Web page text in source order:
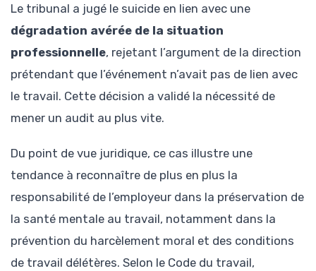
Le tribunal a jugé le suicide en lien avec une
dégradation avérée de la situation
professionnelle, rejetant l’argument de la direction
prétendant que l’événement n’avait pas de lien avec
le travail. Cette décision a validé la nécessité de
mener un audit au plus vite.
Du point de vue juridique, ce cas illustre une
tendance à reconnaître de plus en plus la
responsabilité de l’employeur dans la préservation de
la santé mentale au travail, notamment dans la
prévention du harcèlement moral et des conditions
de travail délétères. Selon le Code du travail,